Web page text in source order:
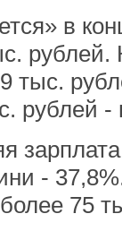
в
тыс.
рублей -
-
75